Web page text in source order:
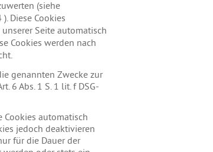
(siehe
Diese Cookies
Seite automatisch
Cookies werden nach
genannten Zwecke zur
6 Abs. 1 S. 1 lit. f DSG-
Cookies automatisch
jedoch deaktivieren
für die Dauer der